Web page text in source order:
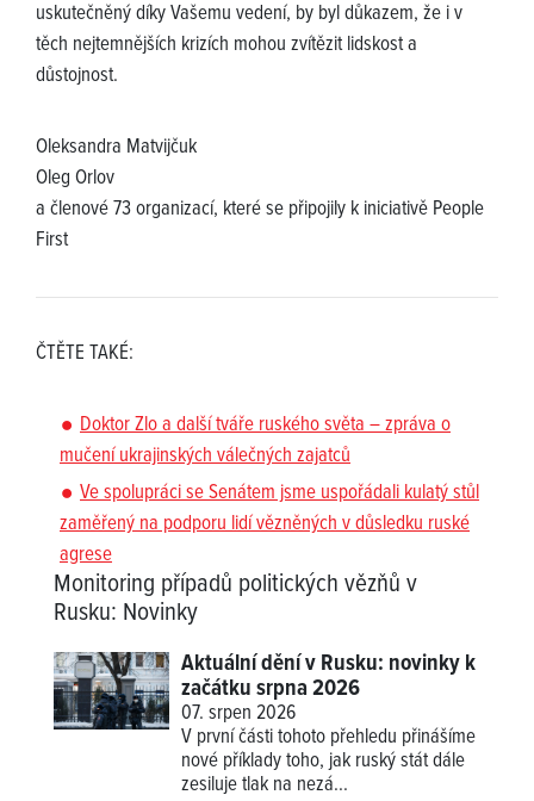
uskutečněný díky Vašemu vedení, by byl důkazem, že i v
těch nejtemnějších krizích mohou zvítězit lidskost a
důstojnost.
Oleksandra Matvijčuk
Oleg Orlov
a členové 73 organizací, které se připojily k iniciativě People
First
ČTĚTE TAKÉ:
Doktor Zlo a další tváře ruského světa – zpráva o
mučení ukrajinských válečných zajatců
Ve spolupráci se Senátem jsme uspořádali kulatý stůl
zaměřený na podporu lidí vězněných v důsledku ruské
agrese
Monitoring případů politických vězňů v
Rusku: Novinky
Aktuální dění v Rusku: novinky k
začátku srpna 2026
07. srpen 2026
V první části tohoto přehledu přinášíme
nové příkladytoho, jak ruský stát dále
zesiluje tlak na nezá...